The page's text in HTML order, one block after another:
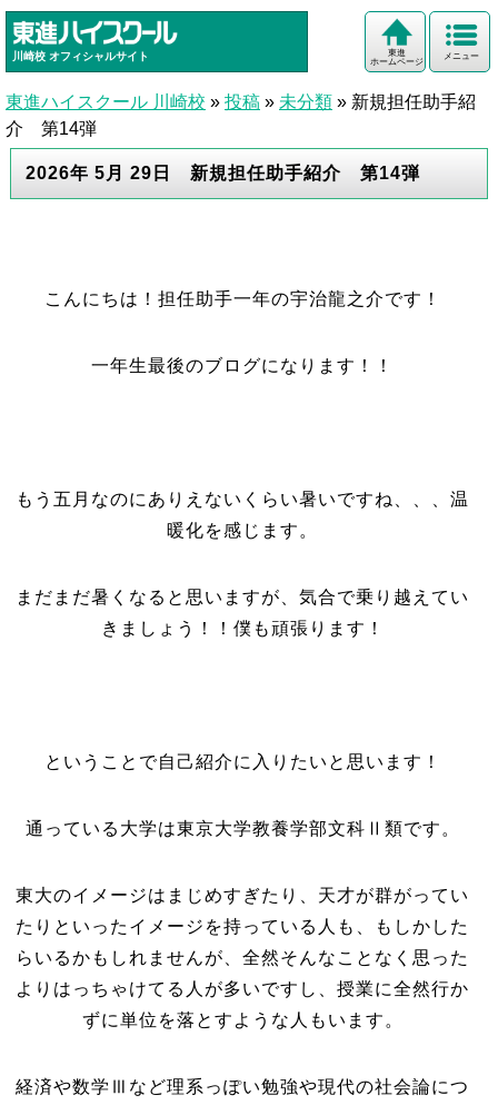
川崎校 オフィシャルサイト メニュー
東進
ホームページ
東進ハイスクール 川崎校 » 投稿 » 未分類 » 新規担任助手紹
介 第14弾
2026年 5月 29日 新規担任助手紹介 第14弾
こんにちは！担任助手一年の宇治龍之介です！
一年生最後のブログになります！！
もう五月なのにありえないくらい暑いですね、、、温
暖化を感じます。
まだまだ暑くなると思いますが、気合で乗り越えてい
きましょう！！僕も頑張ります！
ということで自己紹介に入りたいと思います！
通っている大学は東京大学教養学部文科Ⅱ類です。
東大のイメージはまじめすぎたり、天才が群がってい
たりといったイメージを持っている人も、もしかした
らいるかもしれませんが、全然そんなことなく思った
よりはっちゃけてる人が多いですし、授業に全然行か
ずに単位を落とすような人もいます。
経済や数学Ⅲなど理系っぽい勉強や現代の社会論につ